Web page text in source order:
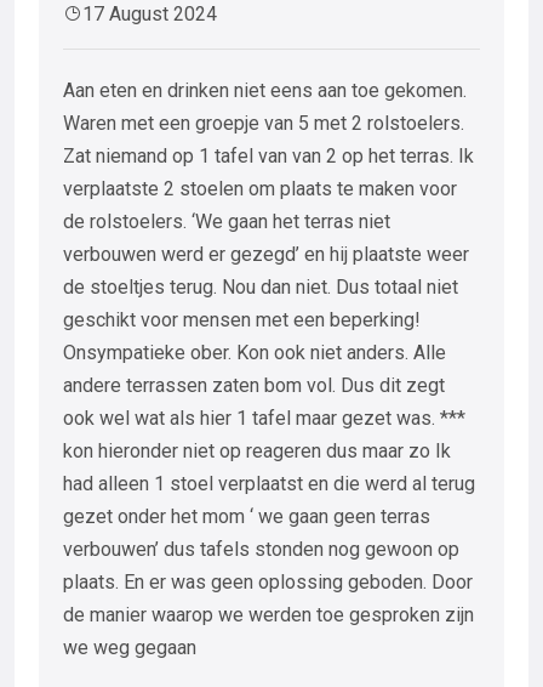
17 August 2024
Aan eten en drinken niet eens aan toe gekomen.
Waren met een groepje van 5 met 2 rolstoelers.
Zat niemand op 1 tafel van van 2 op het terras. Ik
verplaatste 2 stoelen om plaats te maken voor
de rolstoelers. ‘We gaan het terras niet
verbouwen werd er gezegd’ en hij plaatste weer
de stoeltjes terug. Nou dan niet. Dus totaal niet
geschikt voor mensen met een beperking!
Onsympatieke ober. Kon ook niet anders. Alle
andere terrassen zaten bom vol. Dus dit zegt
ook wel wat als hier 1 tafel maar gezet was. ***
kon hieronder niet op reageren dus maar zo Ik
had alleen 1 stoel verplaatst en die werd al terug
gezet onder het mom ‘ we gaan geen terras
verbouwen’ dus tafels stonden nog gewoon op
plaats. En er was geen oplossing geboden. Door
de manier waarop we werden toe gesproken zijn
we weg gegaan